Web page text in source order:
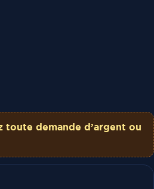
toute demande d’argent ou